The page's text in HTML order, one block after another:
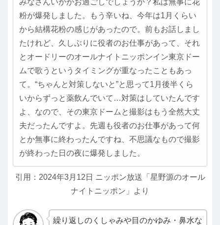
粉が爆発しました。もう辛いね、今年は1月くらい
から結構花粉の感じがあったので。前もお話しまし
たけれど、久しぶりに役者のお仕事があって、それ
とオードリーのオールナイトニッポンイン東京ドー
ムで歌うというタイミングが重なったこともあっ
て。“ちゃんと対策しないと”と思って1月後半くら
いからずっと薬飲んでいて…対策はしていたんです
よ、なので、その東京ドームと撮影はもう全然大丈
夫だったんですよ。先週も役者のお仕事があって何
とか無事に終わったんですね、不思議なもので撮影
が終わった日の夜に爆発しました。
引用：2024年3月12日 ニッポン放送「星野源のオール
ナイトニッポン」より
繰り返しのくしゃみや目のかゆみ・鼻水な